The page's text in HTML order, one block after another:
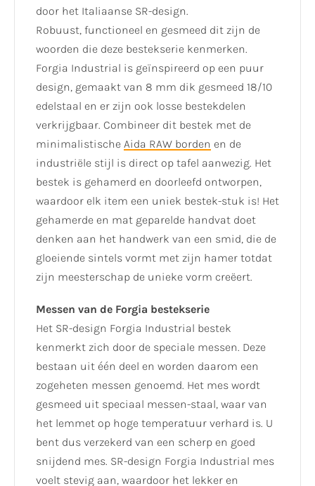
door het Italiaanse SR-design.
Robuust, functioneel en gesmeed dit zijn de
woorden die deze bestekserie kenmerken.
Forgia Industrial is geïnspireerd op een puur
design, gemaakt van 8 mm dik gesmeed 18/10
edelstaal en er zijn ook losse bestekdelen
verkrijgbaar. Combineer dit bestek met de
minimalistische Aida RAW borden en de
industriële stijl is direct op tafel aanwezig. Het
bestek is gehamerd en doorleefd ontworpen,
waardoor elk item een ​​uniek bestek-stuk is! Het
gehamerde en mat geparelde handvat doet
denken aan het handwerk van een smid, die de
gloeiende sintels vormt met zijn hamer totdat
zijn meesterschap de unieke vorm creëert.
Messen van de Forgia bestekserie
Het SR-design Forgia Industrial bestek
kenmerkt zich door de speciale messen. Deze
bestaan uit één deel en worden daarom een
zogeheten messen genoemd. Het mes wordt
gesmeed uit speciaal messen-staal, waar van
het lemmet op hoge temperatuur verhard is. U
bent dus verzekerd van een scherp en goed
snijdend mes. SR-design Forgia Industrial mes
voelt stevig aan, waardoor het lekker en